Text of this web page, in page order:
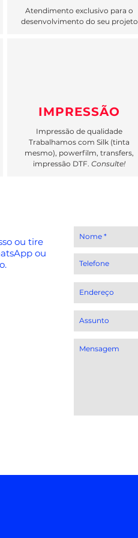
Atendimento exclusivo para o
desenvolvimento do seu projeto
IMPRESSÃO
Impressão de qualidade
Trabalhamos com Silk (tinta
mesmo), powerfilm, transfers,
impressão DTF. Consulte!
ou tire
ou